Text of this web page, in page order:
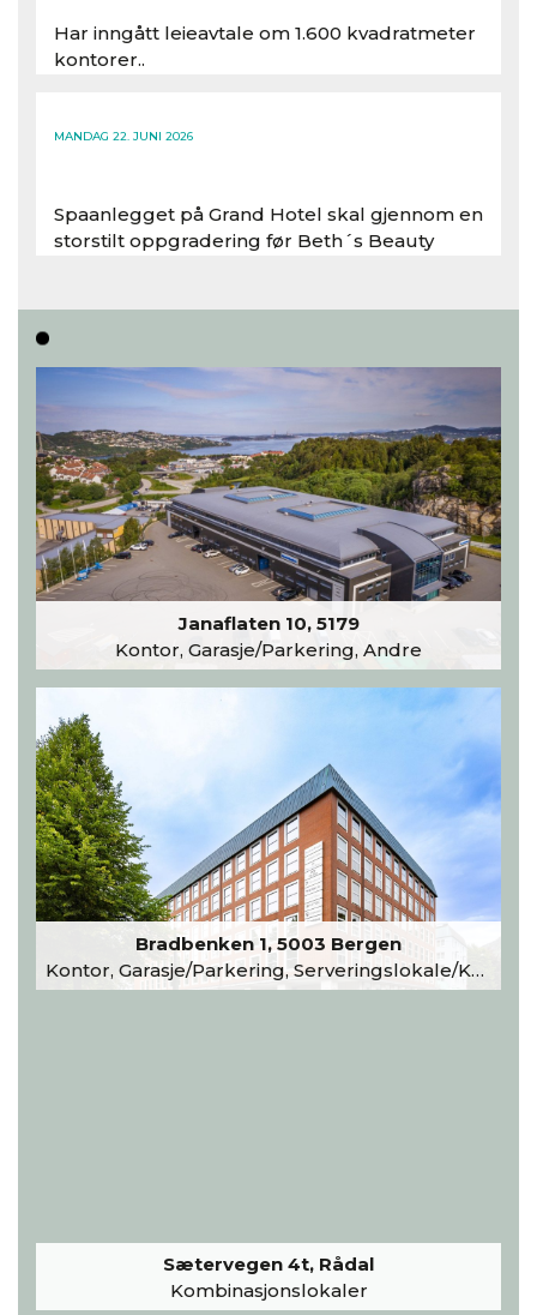
Har inngått leieavtale om 1.600 kvadratmeter
kontorer..
MANDAG 22. JUNI 2026
Spaanlegget på Grand Hotel skal gjennom en
storstilt oppgradering før Beth´s Beauty
Les hele artikkelen
Janaflaten 10, 5179
Kontor, Garasje/Parkering, Andre
Bradbenken 1, 5003 Bergen
Kontor, Garasje/Parkering, Serveringslokale/Kantine, Undervisning/Arrangement
Sætervegen 4t, Rådal
Kombinasjonslokaler